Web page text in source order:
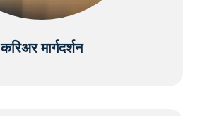
करिअर मार्गदर्शन